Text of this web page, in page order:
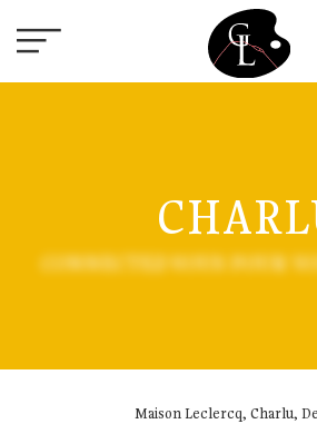
CONNECTEZ-VOUS POUR
Maison Leclercq, Charlu,